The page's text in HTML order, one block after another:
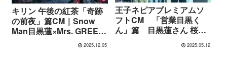
キリン 午後の紅茶「奇跡
の前夜」篇CM｜Snow
Man目黒蓮×Mrs. GREEN
APPLEの路上ライブ2025.12.05
王子ネピアプレミアムソ
フトCM 「営業目黒く
ん」篇 目黒蓮さん 桜田
2025.05.12